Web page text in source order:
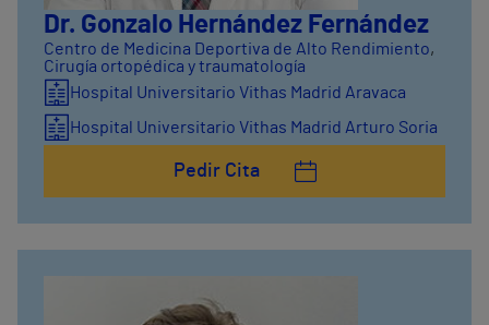
Dr. Gonzalo Hernández Fernández
Centro de Medicina Deportiva de Alto Rendimiento,
Cirugía ortopédica y traumatología
Hospital Universitario Vithas Madrid Aravaca
Hospital Universitario Vithas Madrid Arturo Soria
Pedir Cita